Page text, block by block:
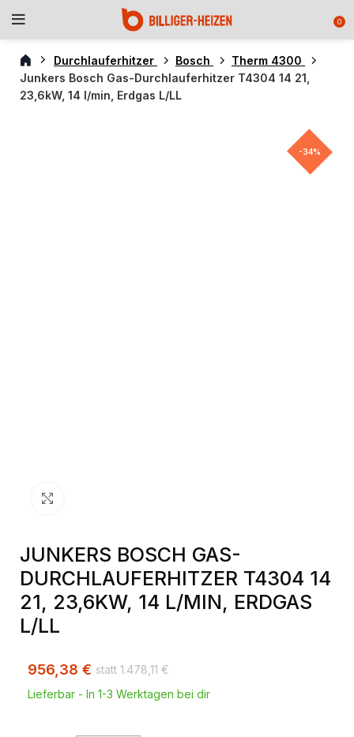
0
Durchlauferhitzer Bosch
Therm 4300
Junkers Bosch Gas-Durchlauferhitzer T4304 14 21,
23,6kW, 14 l/min, Erdgas L/LL
-34%
JUNKERS BOSCH GAS-
DURCHLAUFERHITZER T4304 14
21, 23,6KW, 14 L/MIN, ERDGAS
L/LL
1.478,11 €
956,38 €
Lieferbar - In 1-3 Werktagen bei dir